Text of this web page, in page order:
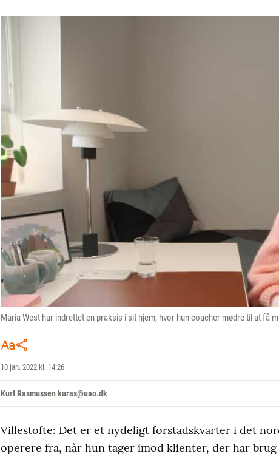
Maria West har indrettet en praksis i sit hjem, hvor hun coacher mødre til at få
10 jan. 2022 kl. 14:26
Kurt Rasmussen kuras@uao.dk
Villestofte: Det er et nydeligt forstadskvarter i det
operere fra, når hun tager imod klienter, der har